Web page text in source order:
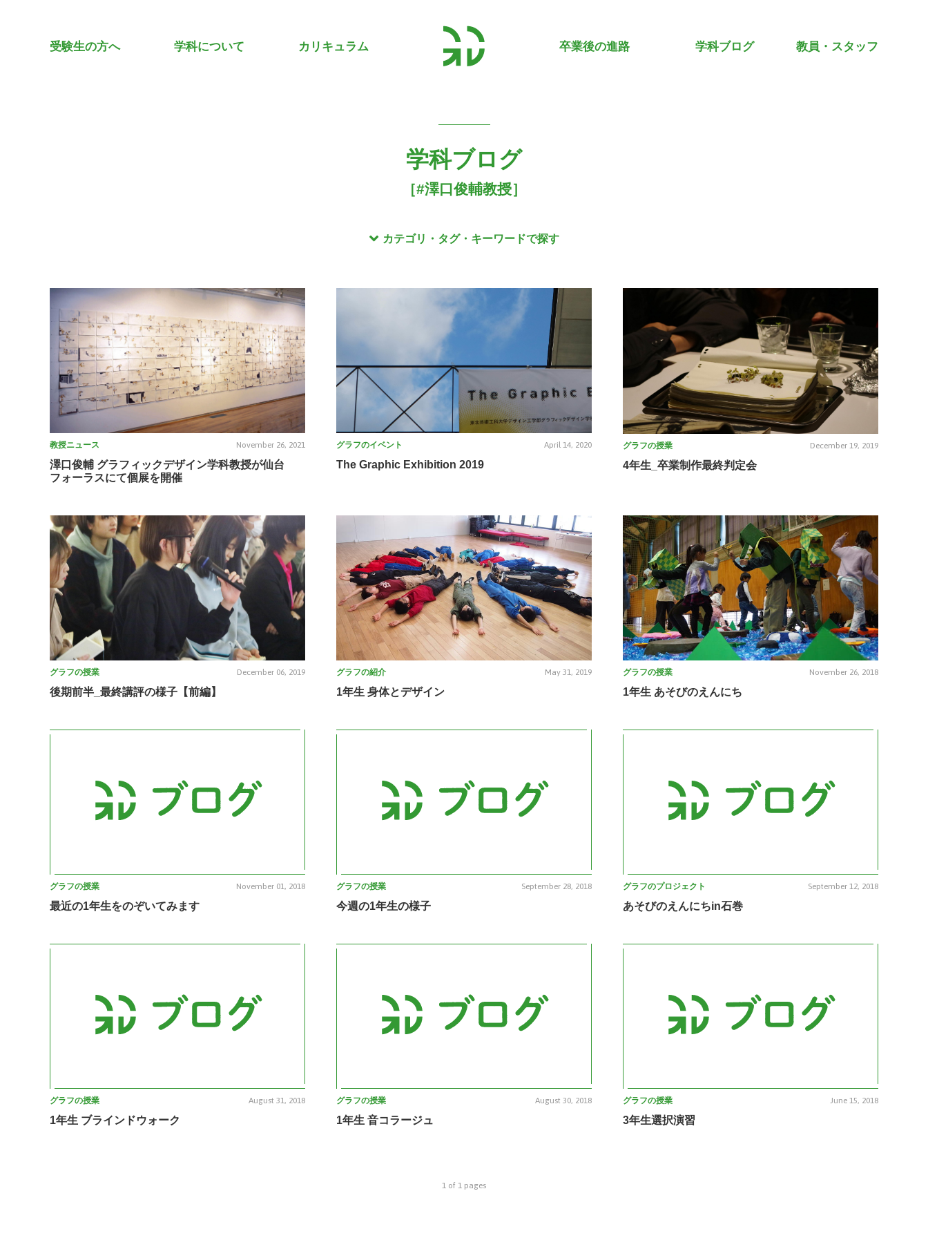
受験生の方へ 学科について カリキュラム 卒業後の進路 学科ブログ 教員・スタッフ
学科ブログ
［#澤口俊輔教授］
カテゴリ・タグ・キーワードで探す
教授ニュース November 26, 2021
澤口俊輔 グラフィックデザイン学科教授が仙台
フォーラスにて個展を開催
グラフのイベント April 14, 2020
The Graphic Exhibition 2019
グラフの授業 December 19, 2019
4年生_卒業制作最終判定会
グラフの授業 December 06, 2019
後期前半_最終講評の様子【前編】
グラフの紹介 May 31, 2019
1年生 身体とデザイン
グラフの授業 November 26, 2018
1年生 あそびのえんにち
グラフの授業 November 01, 2018
最近の1年生をのぞいてみます
グラフの授業 September 28, 2018
今週の1年生の様子
グラフのプロジェクト September 12, 2018
あそびのえんにちin石巻
グラフの授業 August 31, 2018
1年生 ブラインドウォーク
グラフの授業 August 30, 2018
1年生 音コラージュ
グラフの授業 June 15, 2018
3年生選択演習
1 of 1 pages